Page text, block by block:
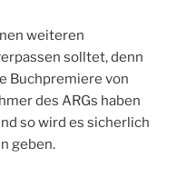
weiteren
solltet, denn
Buchpremiere von
des ARGs haben
so wird es sicherlich
geben.